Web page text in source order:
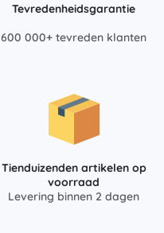
Tevredenheidsgarantie
600 000+ tevreden klanten
Tienduizenden artikelen op
voorraad
Levering binnen 2 dagen